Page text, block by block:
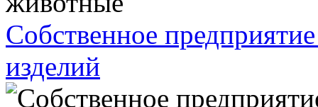
Собственное
изделий